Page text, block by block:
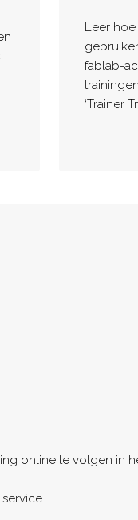
Leer
fablab-
‘Trainer
online te volgen in